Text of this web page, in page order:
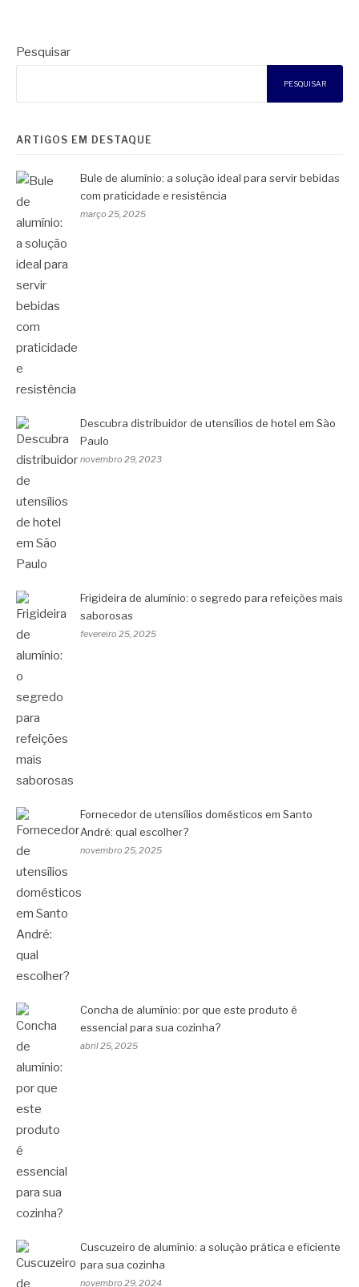
Pesquisar
PESQUISAR
ARTIGOS EM DESTAQUE
Bule de alumínio: a solução ideal para servir bebidas
com praticidade e resistência
março 25, 2025
Descubra distribuidor de utensílios de hotel em São
Paulo
novembro 29, 2023
Frigideira de alumínio: o segredo para refeições mais
saborosas
fevereiro 25, 2025
Fornecedor de utensílios domésticos em Santo
André: qual escolher?
novembro 25, 2025
Concha de alumínio: por que este produto é
essencial para sua cozinha?
abril 25, 2025
Cuscuzeiro de alumínio: a solução prática e eficiente
para sua cozinha
novembro 29, 2024